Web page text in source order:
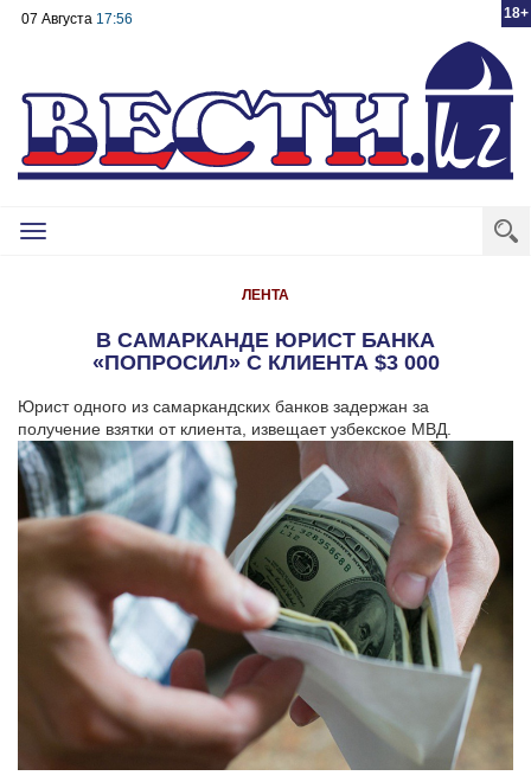
18+
07 Августа 17:56
Toggle
ЛЕНТА
В САМАРКАНДЕ ЮРИСТ БАНКА
«ПОПРОСИЛ» С КЛИЕНТА $3 000
Юрист одного из самаркандских банков задержан за
получение взятки от клиента, извещает узбекское МВД.